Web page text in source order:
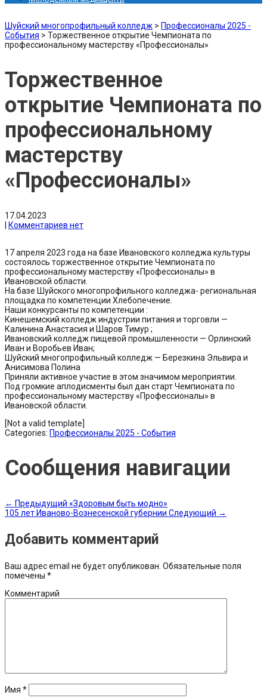
Шуйский многопрофильный колледж > Профессионалы 2025 -
События > Торжественное открытие Чемпионата по
профессиональному мастерству «Профессионалы»
Торжественное
открытие Чемпионата по
профессиональному
мастерству
«Профессионалы»
17.04.2023
Комментариев нет
17 апреля 2023 года на базе Ивановского колледжа культуры
состоялось торжественное открытие Чемпионата по
профессиональному мастерству «Профессионалы» в
Ивановской области.
На базе Шуйского многопрофильного колледжа- региональная
площадка по компетенции Хлебопечение.
Наши конкурсанты по компетенции :
Кинешемский колледж индустрии питания и торговли —
Калинина Анастасия и Шаров Тимур ;
Ивановский колледж пищевой промышленности — Орлинский
Иван и Воробьев Иван;
Шуйский многопрофильный колледж — Березкина Эльвира и
Анисимова Полина
Приняли активное участие в этом значимом мероприятии.
Под громкие аплодисменты был дан старт Чемпионата по
профессиональному мастерству «Профессионалы» в
Ивановской области.
[Not a valid template]
Categories: Профессионалы 2025 - События
Сообщения навигации
← Предыдущий «Здоровым быть модно»
105 лет Иваново-Вознесенской губернии Следующий →
Добавить комментарий
Ваш адрес email не будет опубликован. Обязательные поля
помечены *
Комментарий
Имя *